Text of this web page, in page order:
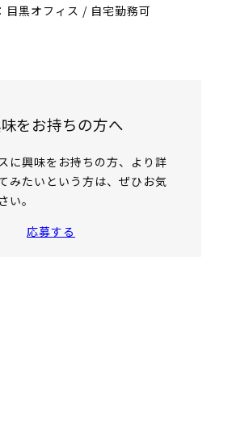
目黒オフィス / 自宅勤務可
をお持ちの方へ
に興味をお持ちの方、より詳
みたいという方は、ぜひお気
い。
応募する